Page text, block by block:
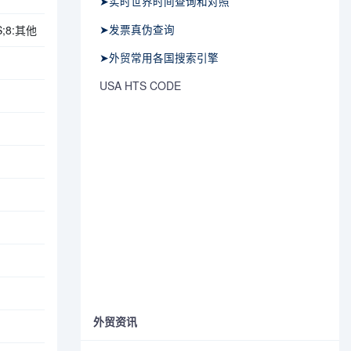
其他
➤发票真伪查询
➤外贸常用各国搜索引擎
USA HTS CODE
外贸资讯